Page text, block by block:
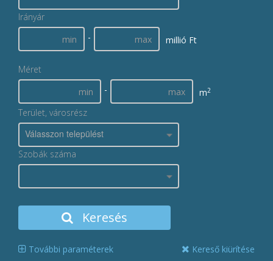
Irányár
-
millió Ft
Méret
-
m2
Terület, városrész
Válasszon települést
Szobák száma
Keresés
További paraméterek Kereső kiürítése